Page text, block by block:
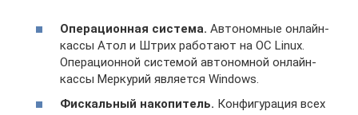
Операционная система. Автономные онлайн-
кассы Атол и Штрих работают на ОС Linux.
Операционной системой автономной онлайн-
кассы Меркурий является Windows.
Фискальный накопитель. Конфигурация всех